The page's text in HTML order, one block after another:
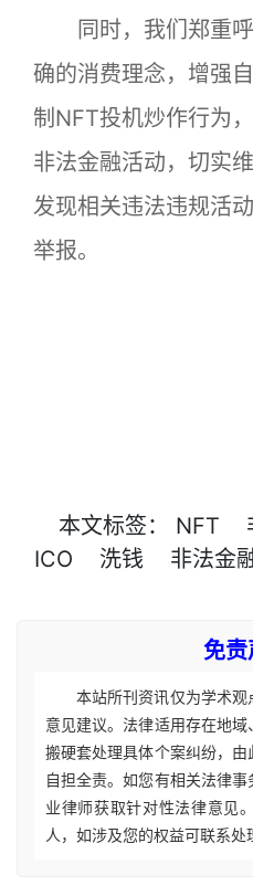
同时，我们郑重呼
确的消费理念，增强
制NFT投机炒作行为
非法金融活动，切实
发现相关违法违规活
举报。
本文标签： NFT
ICO
洗钱 非法金
免责
本站所刊资讯仅为学术
意见建议。法律适用存在地
搬硬套处理具体个案纠纷，
自担全责。如您有相关法律
业律师获取针对性法律意见
人，如涉及您的权益可联系处